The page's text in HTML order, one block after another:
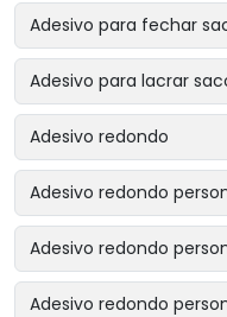
Adesivo para fechar
Adesivo para lacrar
Adesivo redondo
Adesivo redondo
Adesivo redondo
Adesivo redondo